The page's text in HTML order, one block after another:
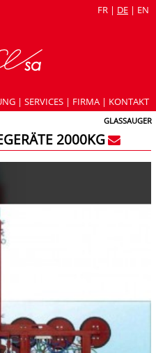
FR | DE | EN
| SERVICES | FIRMA | KONTAKT
GLASSAUGER
2000KG